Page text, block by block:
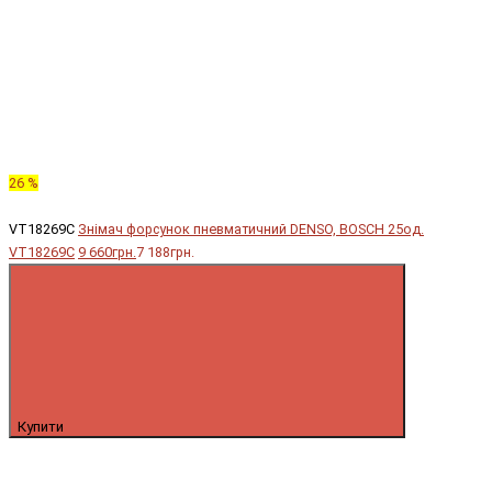
26 %
VT18269C Знімач форсунок пневматичний DENSO, BOSCH 25од.
VT18269C 9 660грн.7 188грн.
Купити